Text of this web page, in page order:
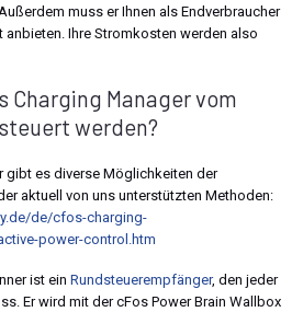
muss er Ihnen als Endverbraucher
Ihre Stromkosten werden also
Charging Manager vom
werden?
gibt es diverse Möglichkeiten der
aktuell von uns unterstützten Methoden:
de/cfos-charging-
power-control.htm
ist ein Rundsteuerempfänger, den jeder
Er wird mit der cFos Power Brain Wallbox